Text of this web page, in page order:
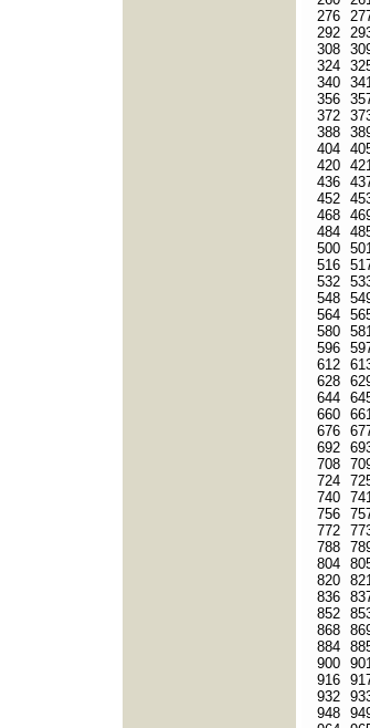
276
292
308
324
340
356
372
388
404
420
436
452
468
484
500
516
532
548
564
580
596
612
628
644
660
676
692
708
724
740
756
772
788
804
820
836
852
868
884
900
916
932
948